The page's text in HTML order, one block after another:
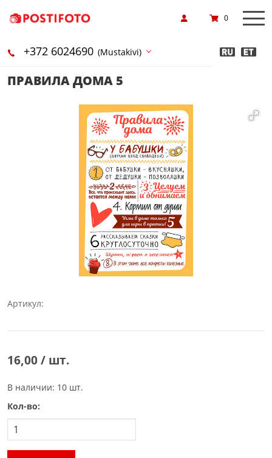
+372 6024690 (Mustakivi)
0
ПРАВИЛА ДОМА 5
Артикул:
16,00 / шт.
В наличии: 10 шт.
Кол-во: